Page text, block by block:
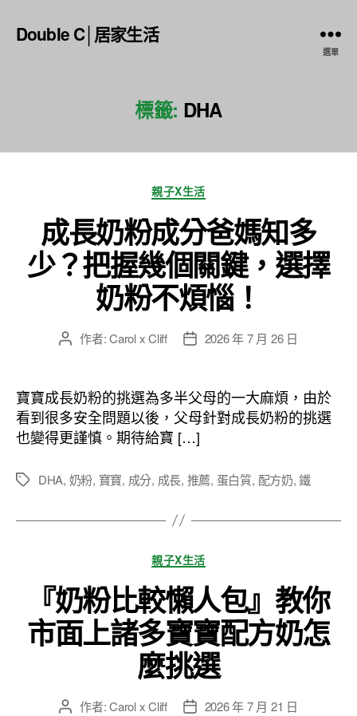
Double C│居家生活
選單
標籤: DHA
分
類
親子X生活
成長奶粉成分爸媽知多
少？把握幾個關鍵，選擇
奶粉不煩惱！
文
者
作者:Carol x Cliff
文
佈
日
期
2026 年 7 月 26 日
寶寶成長奶粉的挑選為多半父母的一大麻煩，由於
看到很多安全問題以後，父母針對成長奶粉的挑選
也變得更謹慎。期待給寶 […]
標
DHA, 奶粉, 寶寶, 成分, 成長, 推薦, 蛋白質, 配方奶,鐵
分
類
親子X生活
『奶粉比較懶人包』教你
市面上諸多寶寶配方奶怎
麼挑選
文 作者:Carol x Cliff
文 2026 年 7 月 21 日